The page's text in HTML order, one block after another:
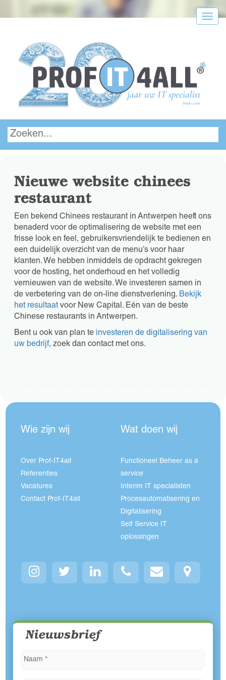
Menu
Nieuwe website chinees
restaurant
Een bekend Chinees restaurant in Antwerpen heeft ons
benaderd voor de optimalisering de website met een
frisse look en feel, gebruikersvriendelijk te bedienen en
een duidelijk overzicht van de menu’s voor haar
klanten. We hebben inmiddels de opdracht gekregen
voor de hosting, het onderhoud en het volledig
vernieuwen van de website. We investeren samen in
de verbetering van de on-line dienstverlening. Bekijk
het resultaat voor New Capital. Eén van de beste
Chinese restaurants in Antwerpen.
Bent u ook van plan te investeren de digitalisering van
uw bedrijf, zoek dan contact met ons.
Wie zijn wij
Over Prof-IT4all
Referenties
Vacatures
Contact Prof-IT4all
Wat doen wij
Functioneel Beheer as a
service
Interim IT specialisten
Procesautomatisering en
Digitalisering
Self Service IT
oplossingen
Nieuwsbrief